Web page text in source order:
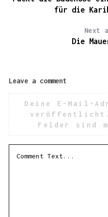
für die
Next
Die
Leave a comment
Deine E-Mail-
veröffentlicht.
Felder sind